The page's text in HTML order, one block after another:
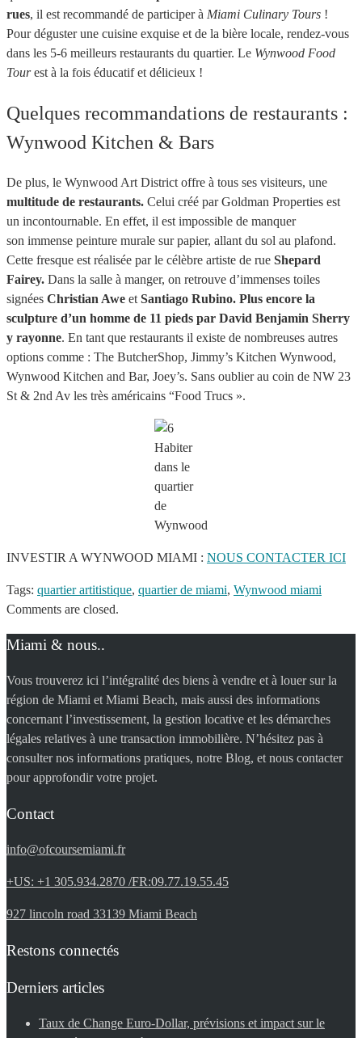
rues, il est recommandé de participer à Miami Culinary Tours !
Pour déguster une cuisine exquise et de la bière locale, rendez-vous
dans les 5-6 meilleurs restaurants du quartier. Le Wynwood Food
Tourest à la fois éducatif et délicieux !
Quelques recommandations de restaurants :
Wynwood Kitchen & Bars
De plus, le Wynwood Art District offre à tous ses visiteurs, une
multitude de restaurants. Celui créé par Goldman Properties est
un incontournable. En effet, il est impossible de manquer
son immense peinture murale sur papier, allant du sol au plafond.
Cette fresque est réalisée par le célèbre artiste de rue Shepard
Fairey. Dans la salle à manger, on retrouve d’immenses toiles
signées Christian Awe et Santiago Rubino. Plus encore la
sculpture d’un homme de 11 pieds par David Benjamin Sherry
y rayonne. En tant que restaurants il existe de nombreuses autres
options comme : The ButcherShop, Jimmy’s Kitchen Wynwood,
Wynwood Kitchen and Bar, Joey’s. Sans oublier au coin de NW 23
St & 2nd Av les très américains “Food Trucs ».
Habiter
dans le
quartier
de
Wynwood
INVESTIR A WYNWOOD MIAMI : NOUS CONTACTER ICI
Tags: quartier artitistique, quartier de miami, Wynwood miami
Comments are closed.
Miami & nous..
Vous trouverez ici l’intégralité des biens à vendre et à louer sur la
région de Miami et Miami Beach, mais aussi des informations
concernant l’investissement, la gestion locative et les démarches
légales relatives à une transaction immobilière. N’hésitez pas à
consulter nos informations pratiques, notre Blog, et nous contacter
pour approfondir votre projet.
Contact
info@ofcoursemiami.fr
+US: +1 305.934.2870 /FR:09.77.19.55.45
927 lincoln road 33139 Miami Beach
Restons connectés
Derniers articles
Taux de Change Euro-Dollar, prévisions et impact sur le